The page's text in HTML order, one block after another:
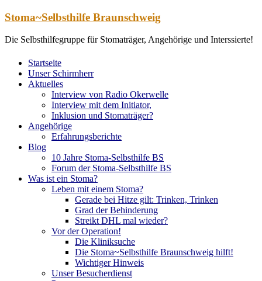
Zum
springen
Stoma~Selbsthilfe Braunschweig
Die Selbsthilfegruppe für Stomaträger, Angehörige und Interssierte!
Startseite
Unser Schirmherr
Aktuelles
Interview von Radio Okerwelle
Interview mit dem Initiator,
Inklusion und Stomaträger?
Angehörige
Erfahrungsberichte
Blog
10 Jahre Stoma-Selbsthilfe BS
Forum der Stoma-Selbsthilfe BS
Was ist ein Stoma?
Leben mit einem Stoma?
Gerade bei Hitze gilt: Trinken, Trinken
Grad der Behinderung
Streikt DHL mal wieder?
Vor der Operation!
Die Kliniksuche
Die Stoma~Selbsthilfe Braunschweig hilft!
Wichtiger Hinweis
Unser Besucherdienst